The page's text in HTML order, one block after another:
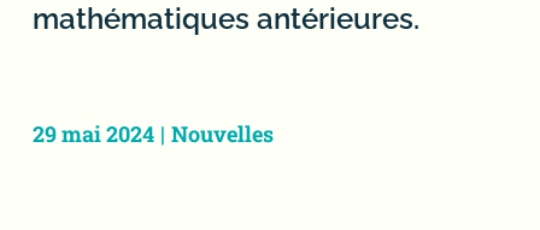
mathématiques antérieures.
29 mai 2024 | Nouvelles